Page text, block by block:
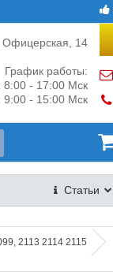
Офицерская, 14
График работы:
8:00 - 17:00 Мск
9:00 - 15:00 Мск
Статьи
2113 2114 2115